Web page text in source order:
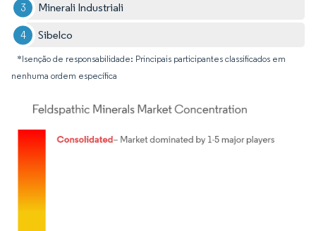
Minerali Industriali
Sibelco
*Isenção de responsabilidade: Principais participantes classificados em
nenhuma ordem específica